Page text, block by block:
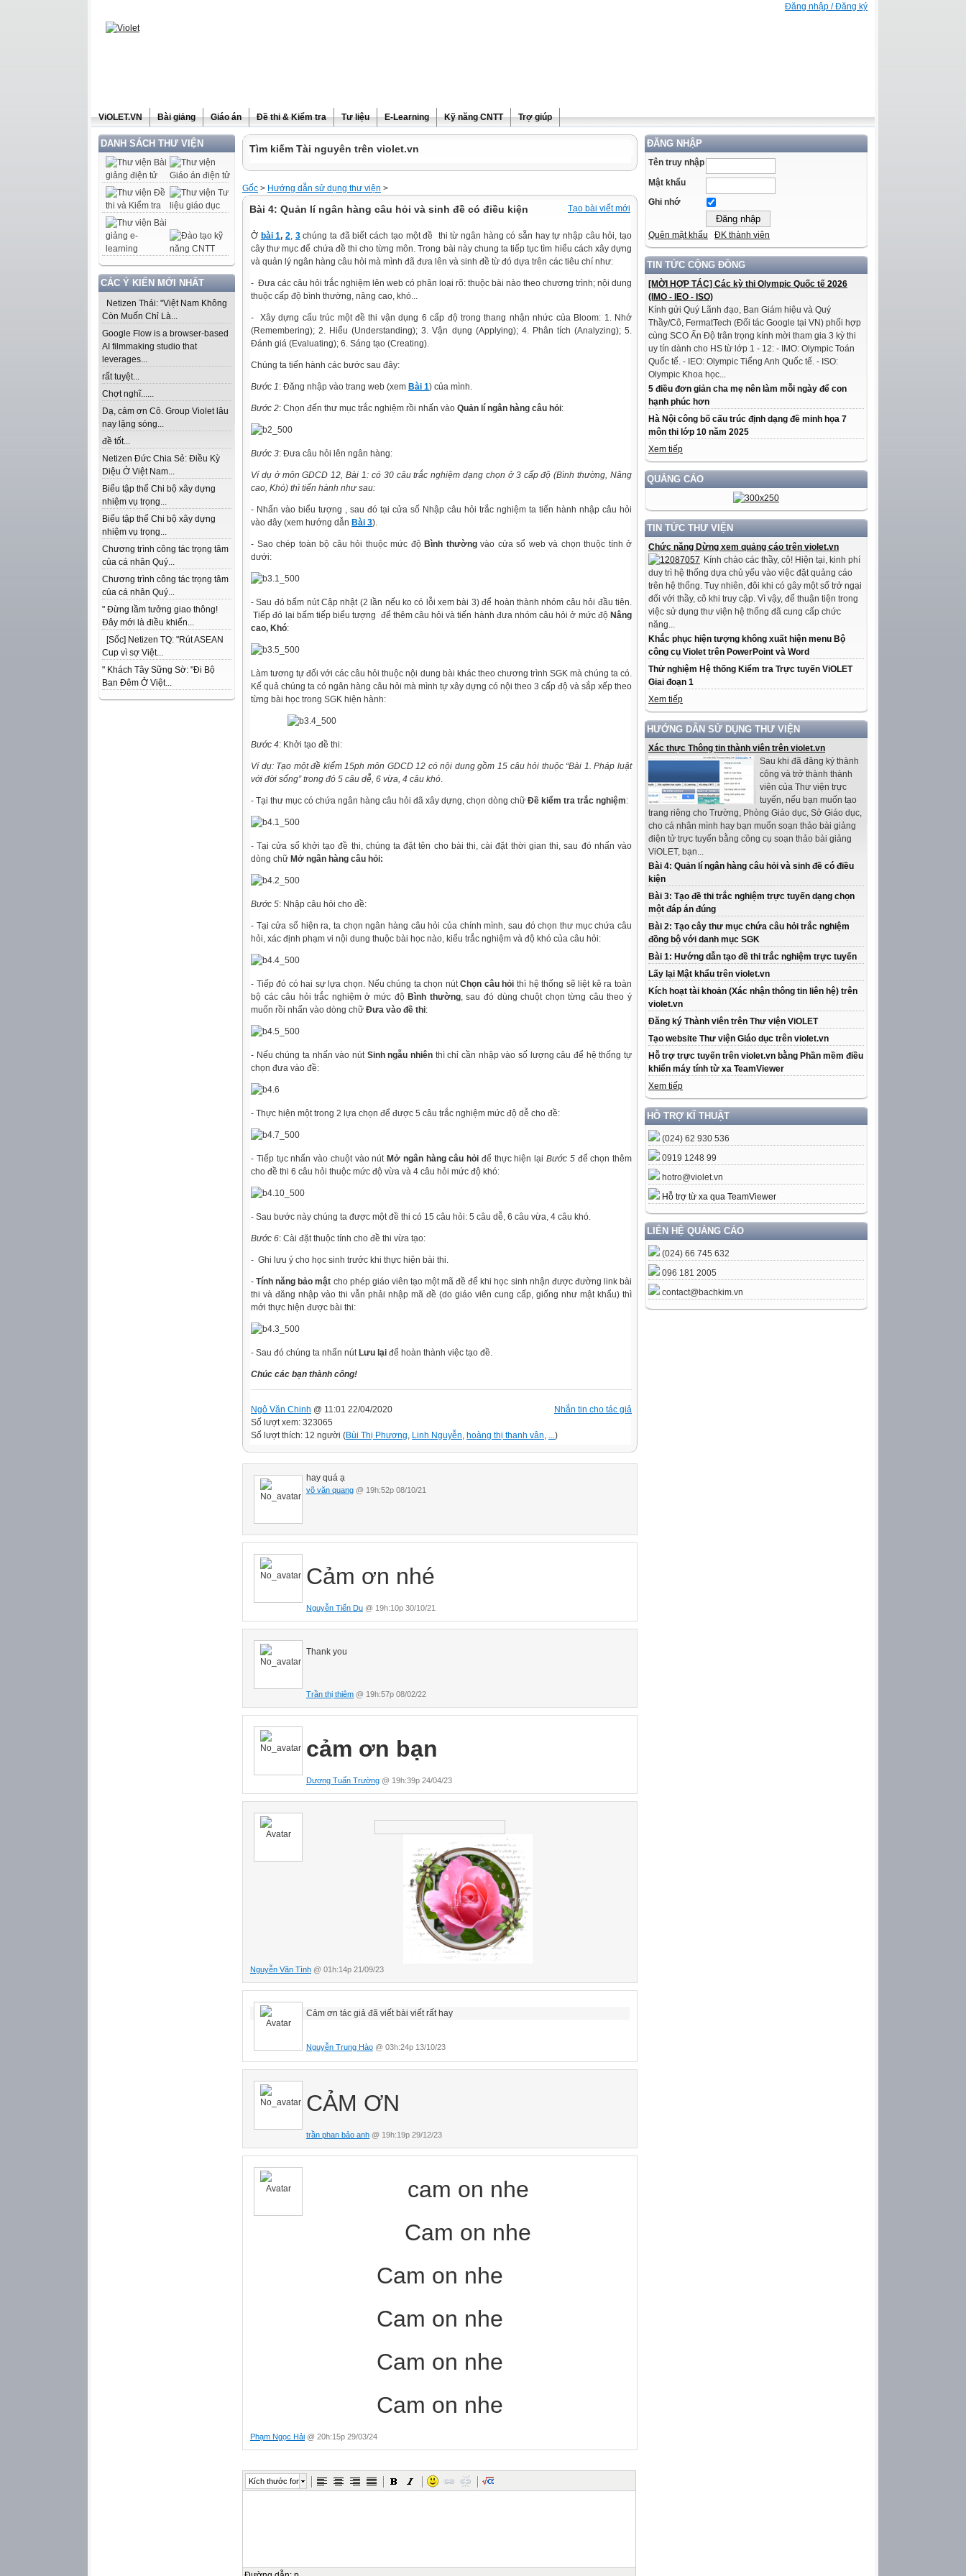
Đăng nhập / Đăng ký
ViOLET.VN Bài giảng Giáo án Đề thi & Kiểm tra Tư liệu E-Learning Kỹ năng CNTT Trợ giúp
DANH SÁCH THƯ VIỆN
CÁC Ý KIẾN MỚI NHẤT
Netizen Thái: "Việt Nam Không
Còn Muốn Chỉ Là...
Google Flow is a browser-based
AI filmmaking studio that
leverages...
rất tuyệt...
Chợt nghĩ......
Dạ, cảm ơn Cô. Group Violet lâu
nay lặng sóng...
đề tốt...
Netizen Đức Chia Sẻ: Điều Kỳ
Diệu Ở Việt Nam...
Biểu tập thể Chi bộ xây dựng
nhiệm vụ trọng...
Biểu tập thể Chi bộ xây dựng
nhiệm vụ trọng...
Chương trình công tác trọng tâm
của cá nhân Quý...
Chương trình công tác trọng tâm
của cá nhân Quý...
" Đừng lầm tưởng giao thông!
Đây mới là điều khiến...
[Sốc] Netizen TQ: "Rút ASEAN
Cup vì sợ Việt...
" Khách Tây Sững Sờ: "Đi Bộ
Ban Đêm Ở Việt...
ĐĂNG NHẬP
Tên truy nhập
Mật khẩu
Ghi nhớ
Quên mật khẩu ĐK thành viên
TIN TỨC CỘNG ĐỒNG
[MỜI HỢP TÁC] Các kỳ thi Olympic Quốc tế 2026
(IMO - IEO - ISO)
Kính gửi Quý Lãnh đạo, Ban Giám hiệu và Quý
Thầy/Cô, FermatTech (Đối tác Google tại VN) phối hợp
cùng SCO Ấn Độ trân trọng kính mời tham gia 3 kỳ thi
uy tín dành cho HS từ lớp 1 - 12: - IMO: Olympic Toán
Quốc tế. - IEO: Olympic Tiếng Anh Quốc tế. - ISO:
Olympic Khoa học...
5 điều đơn giản cha mẹ nên làm mỗi ngày để con
hạnh phúc hơn
Hà Nội công bố cấu trúc định dạng đề minh họa 7
môn thi lớp 10 năm 2025
Xem tiếp
QUẢNG CÁO
TIN TỨC THƯ VIỆN
Chức năng Dừng xem quảng cáo trên violet.vn
Kính chào các thầy, cô! Hiện tại, kinh phí
duy trì hệ thống dựa chủ yếu vào việc đặt quảng cáo
trên hệ thống. Tuy nhiên, đôi khi có gây một số trở ngại
đối với thầy, cô khi truy cập. Vì vậy, để thuận tiện trong
việc sử dụng thư viện hệ thống đã cung cấp chức
năng...
Khắc phục hiện tượng không xuất hiện menu Bộ
công cụ Violet trên PowerPoint và Word
Thử nghiệm Hệ thống Kiểm tra Trực tuyến ViOLET
Giai đoạn 1
Xem tiếp
HƯỚNG DẪN SỬ DỤNG THƯ VIỆN
Xác thực Thông tin thành viên trên violet.vn
Sau khi đã đăng ký thành
công và trở thành thành
viên của Thư viện trực
tuyến, nếu bạn muốn tạo
trang riêng cho Trường, Phòng Giáo dục, Sở Giáo dục,
cho cá nhân mình hay bạn muốn soạn thảo bài giảng
điện tử trực tuyến bằng công cụ soạn thảo bài giảng
ViOLET, bạn...
Bài 4: Quản lí ngân hàng câu hỏi và sinh đề có điều
kiện
Bài 3: Tạo đề thi trắc nghiệm trực tuyến dạng chọn
một đáp án đúng
Bài 2: Tạo cây thư mục chứa câu hỏi trắc nghiệm
đồng bộ với danh mục SGK
Bài 1: Hướng dẫn tạo đề thi trắc nghiệm trực tuyến
Lấy lại Mật khẩu trên violet.vn
Kích hoạt tài khoản (Xác nhận thông tin liên hệ) trên
violet.vn
Đăng ký Thành viên trên Thư viện ViOLET
Tạo website Thư viện Giáo dục trên violet.vn
Hỗ trợ trực tuyến trên violet.vn bằng Phần mềm điều
khiển máy tính từ xa TeamViewer
Xem tiếp
HỖ TRỢ KĨ THUẬT
(024) 62 930 536
0919 1248 99
hotro@violet.vn
Hỗ trợ từ xa qua TeamViewer
LIÊN HỆ QUẢNG CÁO
(024) 66 745 632
096 181 2005
contact@bachkim.vn
Tìm kiếm Tài nguyên trên violet.vn
Gốc > Hướng dẫn sử dụng thư viện >
Tạo bài viết mới
Bài 4: Quản lí ngân hàng câu hỏi và sinh đề có điều kiện
Ở bài 1,2, 3chúng ta đã biết cách tạo một đề thi từ ngân hàng có sẵn hay tự nhập câu hỏi, tạo
cây thư mục để chứa đề thi cho từng môn. Trong bài này chung ta tiếp tục tìm hiểu cách xây dựng
và quản lý ngân hàng câu hỏi mà mình đã đưa lên và sinh đề từ đó dựa trên các tiêu chí như:
- Đưa các câu hỏi trắc nghiệm lên web có phân loại rõ: thuộc bài nào theo chương trình; nội dung
thuộc cấp độ bình thường, nâng cao, khó...
- Xây dựng cấu trúc một đề thi vận dụng 6 cấp độ trong thang nhận nhức của Bloom: 1. Nhớ
(Remembering); 2. Hiểu (Understanding); 3. Vận dụng (Applying); 4. Phân tích (Analyzing); 5.
Đánh giá (Evaluating); 6. Sáng tạo (Creating).
Chúng ta tiến hành các bước sau đây:
Bước 1: Đăng nhập vào trang web (xem Bài 1) của mình.
Bước 2: Chọn đến thư mục trắc nghiệm rồi nhấn vào Quản lí ngân hàng câu hỏi:
Bước 3: Đưa câu hỏi lên ngân hàng:
Ví dụ ở môn GDCD 12, Bài 1: có 30 câu trắc nghiệm dạng chọn ở 3 cấp độ (Bình thường, Nâng
cao, Khó) thì tiến hành như sau:
- Nhấn vào biểu tượng , sau đó tại cửa số Nhập câu hỏi trắc nghiệm ta tiến hành nhập câu hỏi
vào đây (xem hướng dẫn Bài 3).
- Sao chép toàn bộ câu hỏi thuộc mức độ Bình thườngvào cửa sổ web và chọn thuộc tính ở
dưới:
- Sau đó bấm nút Cập nhật (2 lần nếu ko có lỗi xem bài 3) để hoàn thành nhóm câu hỏi đầu tiên.
Tiếp đó lại bấm tiếp biểu tượng để thêm câu hỏi và tiến hành đưa nhóm câu hỏi ở mức độ Nâng
cao, Khó:
Làm tương tự đối với các câu hỏi thuộc nội dung bài khác theo chương trình SGK mà chúng ta có.
Kế quả chúng ta có ngân hàng câu hỏi mà mình tự xây dựng có nội theo 3 cấp độ và sắp xếp theo
từng bài học trong SGK hiện hành:
Bước 4: Khởi tạo đề thi:
Ví dụ: Tạo một đề kiểm 15ph môn GDCD 12 có nội dung gồm 15 câu hỏi thuộc “Bài 1. Pháp luật
với đời sống” trong đó 5 câu dễ, 6 vừa, 4 câu khó.
- Tại thư mục có chứa ngân hàng câu hỏi đã xây dựng, chọn dòng chữ Đề kiểm tra trắc nghiệm:
- Tại cửa sổ khởi tạo đề thi, chúng ta đặt tên cho bài thi, cài đặt thời gian thi, sau đó nhấn vào
dòng chữ Mở ngân hàng câu hỏi:
Bước 5: Nhập câu hỏi cho đề:
- Tại cửa sổ hiện ra, ta chọn ngân hàng câu hỏi của chính mình, sau đó chọn thư mục chứa câu
hỏi, xác định phạm vi nội dung thuộc bài học nào, kiểu trắc nghiệm và độ khó của câu hỏi:
- Tiếp đó có hai sự lựa chọn. Nếu chúng ta chọn nútChọn câu hỏi thì hệ thống sẽ liệt kê ra toàn
bộ các câu hỏi trắc nghiệm ở mức độ Bình thường, sau đó dùng chuột chọn từng câu theo ý
muốn rồi nhấn vào dòng chữ Đưa vào đề thi:
- Nếu chúng ta nhấn vào nút Sinh ngẫu nhiên thì chỉ cần nhập vào số lượng câu để hệ thống tự
chọn đưa vào đề:
- Thực hiện một trong 2 lựa chọn để được 5 câu trắc nghiệm mức độ dễ cho đề:
- Tiếp tục nhấn vào chuột vào nút Mở ngân hàng câu hỏi để thực hiện lại Bước 5để chọn thêm
cho đề thi 6 câu hỏi thuộc mức độ vừa và 4 câu hỏi mức độ khó:
- Sau bước này chúng ta được một đề thi có 15 câu hỏi: 5 câu dễ, 6 câu vừa, 4 câu khó.
Bước 6: Cài đặt thuộc tính cho đề thi vừa tạo:
- Ghi lưu ý cho học sinh trước khi thực hiện bài thi.
-Tính năng bảo mật cho phép giáo viên tạo một mã đề để khi học sinh nhận được đường link bài
thi và đăng nhập vào thi vẫn phải nhập mã đề (do giáo viên cung cấp, giống như mật khẩu) thì
mới thực hiện được bài thi:
- Sau đó chúng ta nhấn nút Lưu lại để hoàn thành việc tạo đề.
Chúc các bạn thành công!
Nhắn tin cho tác giả
Ngô Văn Chinh @ 11:01 22/04/2020
Số lượt xem: 323065
Số lượt thích: 12 người (Bùi Thị Phương Linh Nguyễn hoàng thị thanh vân )
hay quá ạ
võ văn quang @ 19h:52p 08/10/21
Cảm ơn nhé
Nguyễn Tiến Du @ 19h:10p 30/10/21
Thank you
Trần thị thiêm @ 19h:57p 08/02/22
cảm ơn bạn
Dương Tuấn Trường @ 19h:39p 24/04/23
Nguyễn Văn Tình @ 01h:14p 21/09/23
Cảm ơn tác giả đã viết bài viết rất hay
Nguyễn Trung Hào @ 03h:24p 13/10/23
CẢM ƠN
trần phan bảo anh @ 19h:19p 29/12/23
cam on nhe
Cam on nhe
Cam on nhe
Cam on nhe
Cam on nhe
Cam on nhe
Phạm Ngọc Hải @ 20h:15p 29/03/24
Kích thước font